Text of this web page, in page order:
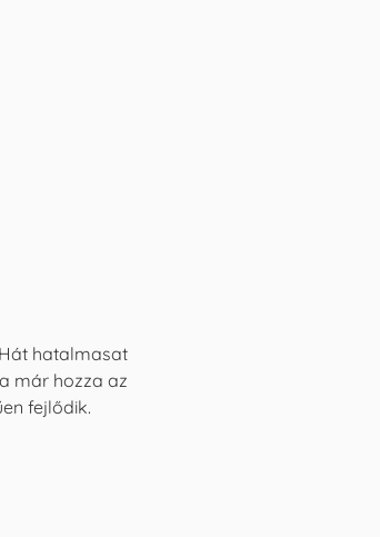
hatalmasat
már hozza az
fejlődik.